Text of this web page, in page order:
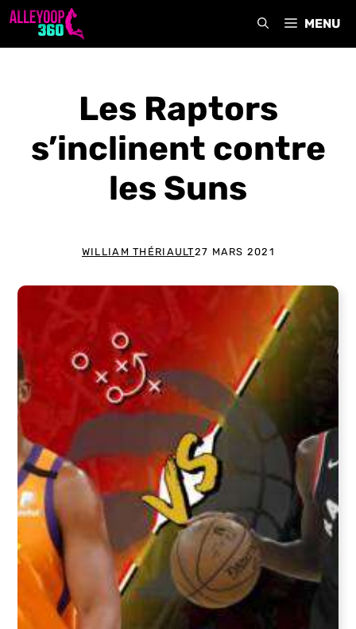
Aller
MENU
Les Raptors
s’inclinent contre
les Suns
WILLIAM THÉRIAULT27 MARS 2021